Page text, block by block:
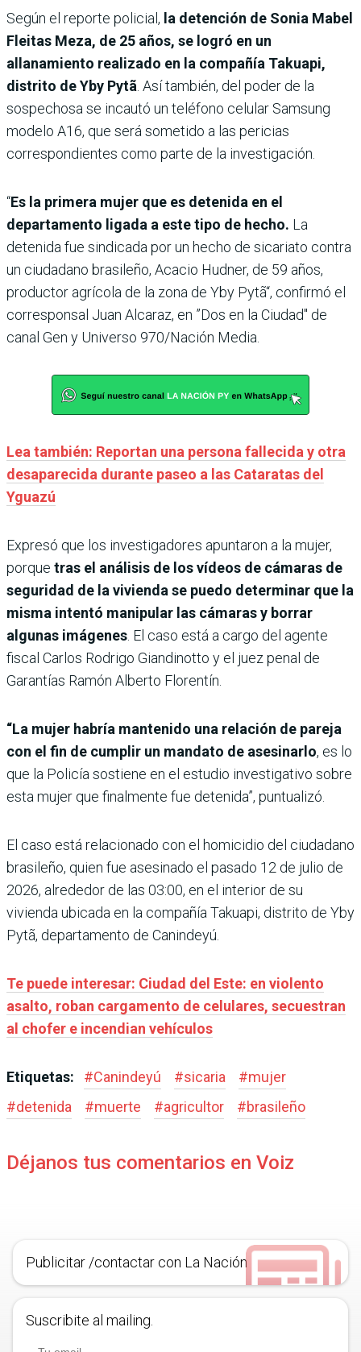
Según el reporte policial, la detención de Sonia Mabel
Fleitas Meza, de 25 años, se logró en un
allanamiento realizado en la compañía Takuapi,
distrito de Yby Pytã . Así también, del poder de la
sospechosa se incautó un teléfono celular Samsung
modelo A16, que será sometido a las pericias
correspondientes como parte de la investigación.
“Es la primera mujer que es detenida en el
departamento ligada a este tipo de hecho. La
detenida fue sindicada por un hecho de sicariato contra
un ciudadano brasileño, Acacio Hudner, de 59 años,
productor agrícola de la zona de Yby Pytã“, confirmó el
corresponsal Juan Alcaraz, en ”Dos en la Ciudad" de
canal Gen y Universo 970/Nación Media.
Lea también: Reportan una persona fallecida y otra
desaparecida durante paseo a las Cataratas del
Yguazú
Expresó que los investigadores apuntaron a la mujer,
porque tras el análisis de los vídeos de cámaras de
seguridad de la vivienda se puedo determinar que la
misma intentó manipular las cámaras y borrar
algunas imágenes . El caso está a cargo del agente
fiscal Carlos Rodrigo Giandinotto y el juez penal de
Garantías Ramón Alberto Florentín.
“La mujer habría mantenido una relación de pareja
con el fin de cumplir un mandato de asesinarlo, es lo
que la Policía sostiene en el estudio investigativo sobre
esta mujer que finalmente fue detenida”, puntualizó.
El caso está relacionado con el homicidio del ciudadano
brasileño, quien fue asesinado el pasado 12 de julio de
2026, alrededor de las 03:00, en el interior de su
vivienda ubicada en la compañía Takuapi, distrito de Yby
Pytã, departamento de Canindeyú.
Te puede interesar: Ciudad del Este: en violento
asalto, roban cargamento de celulares, secuestran
al chofer e incendian vehículos
Etiquetas: #Canindeyú #sicaria #mujer
#detenida #muerte #agricultor #brasileño
Déjanos tus comentarios en Voiz
Publicitar /contactar con La Nación
Suscribite al mailing.